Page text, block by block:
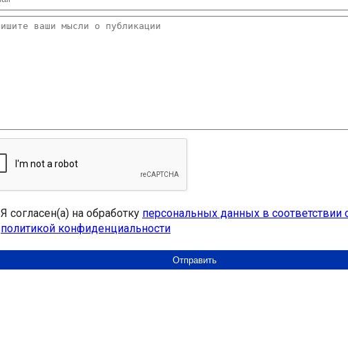
Я согласен(а) на обработку персональных данных в соответствии
политикой конфиденциальности